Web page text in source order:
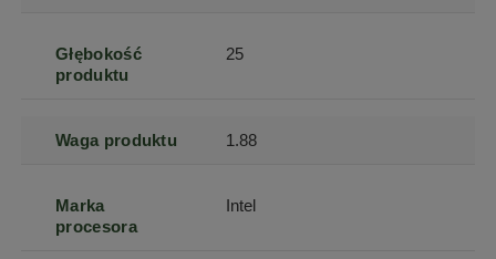
Głębokość
produktu
25
Waga produktu 1.88
Marka
procesora
Intel